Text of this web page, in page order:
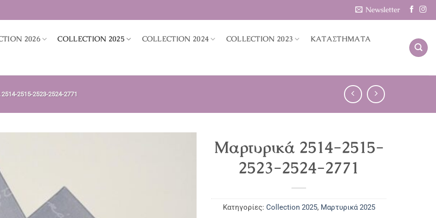
Newsletter
2026 COLLECTION 2025 COLLECTION 2024 COLLECTION 2023
ΚΑΤΑΣΤΗΜΑΤΑ
2515-2523-2524-2771
Μαρτυρικά 2514-2515-
2523-2524-2771
Κατηγορίες: Collection 2025, Μαρτυρικά 2025